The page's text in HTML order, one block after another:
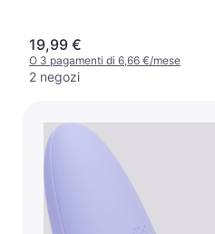
19,99 €
O 3 pagamenti di 6,66 €/mese
2 negozi